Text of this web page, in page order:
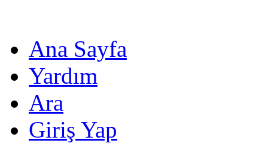
Ana Sayfa
Yardım
Ara
Giriş Yap